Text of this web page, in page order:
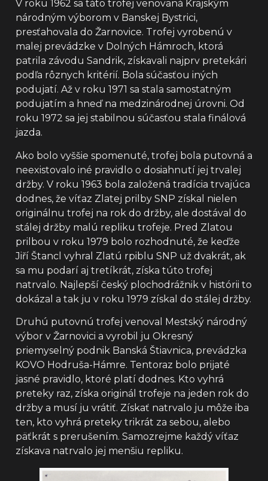
V roku 1962 sa táto trofej venovaná Krajským
národným výborom v Banskej Bystrici,
presťahovala do Žarnovice. Trofej vyrobenú v
malej prevádzke v Dolných Hámroch, ktorá
patrila závodu Sandrik, získavali najprv pretekári
podľa rôznych kritérií. Bola súčasťou iných
podujatí. Až v roku 1971 sa stala samostatným
podujatím a hneď na medzinárodnej úrovni. Od
roku 1972 sa jej stabilnou súčasťou stala finálová
jazda.
Ako bolo vyššie spomenuté, trofej bola putovná a
neexistovalo iné pravidlo o dosiahnutí jej trvalej
držby. V roku 1963 bola založená tradícia trvajúca
dodnes, že víťaz Zlatej prilby SNP získal nielen
originálnu trofej na rok do držby, ale dostával do
stálej držby malú repliku trofeje. Pred Zlatou
prilbou v roku 1979 bolo rozhodnuté, že keďže
Jiří Štancl vyhral Zlatú rpiblu SNP už dvakrát, ak
sa mu podarí aj tretíkrát, získa túto trofej
natrvalo. Najlepší český plochodrážnik v histórii to
dokázal a tak ju v roku 1979 získal do stálej držby.
Druhú putovnú trofej venoval Mestský národný
výbor v Žarnovici a vyrobil ju Okresný
priemyselný podnik Banská Štiavnica, prevádzka
KOVO Hodruša-Hámre. Tentoraz bolo prijaté
jasné pravidlo, ktoré platí dodnes. Kto vyhrá
preteky raz, získa originál trofeje na jeden rok do
držby a musí ju vrátiť. Získať natrvalo ju môže iba
ten, kto vyhrá preteky trikrát za sebou, alebo
päťkrát s prerušením. Samozrejme každý víťaz
získava natrvalo jej menšiu repliku.